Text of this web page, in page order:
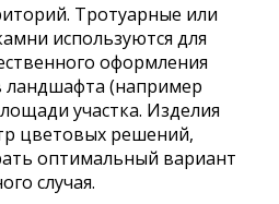
Тротуарные или
используются для
оформления
ландшафта (например
участка. Изделия
цветовых решений,
оптимальный вариант
случая.